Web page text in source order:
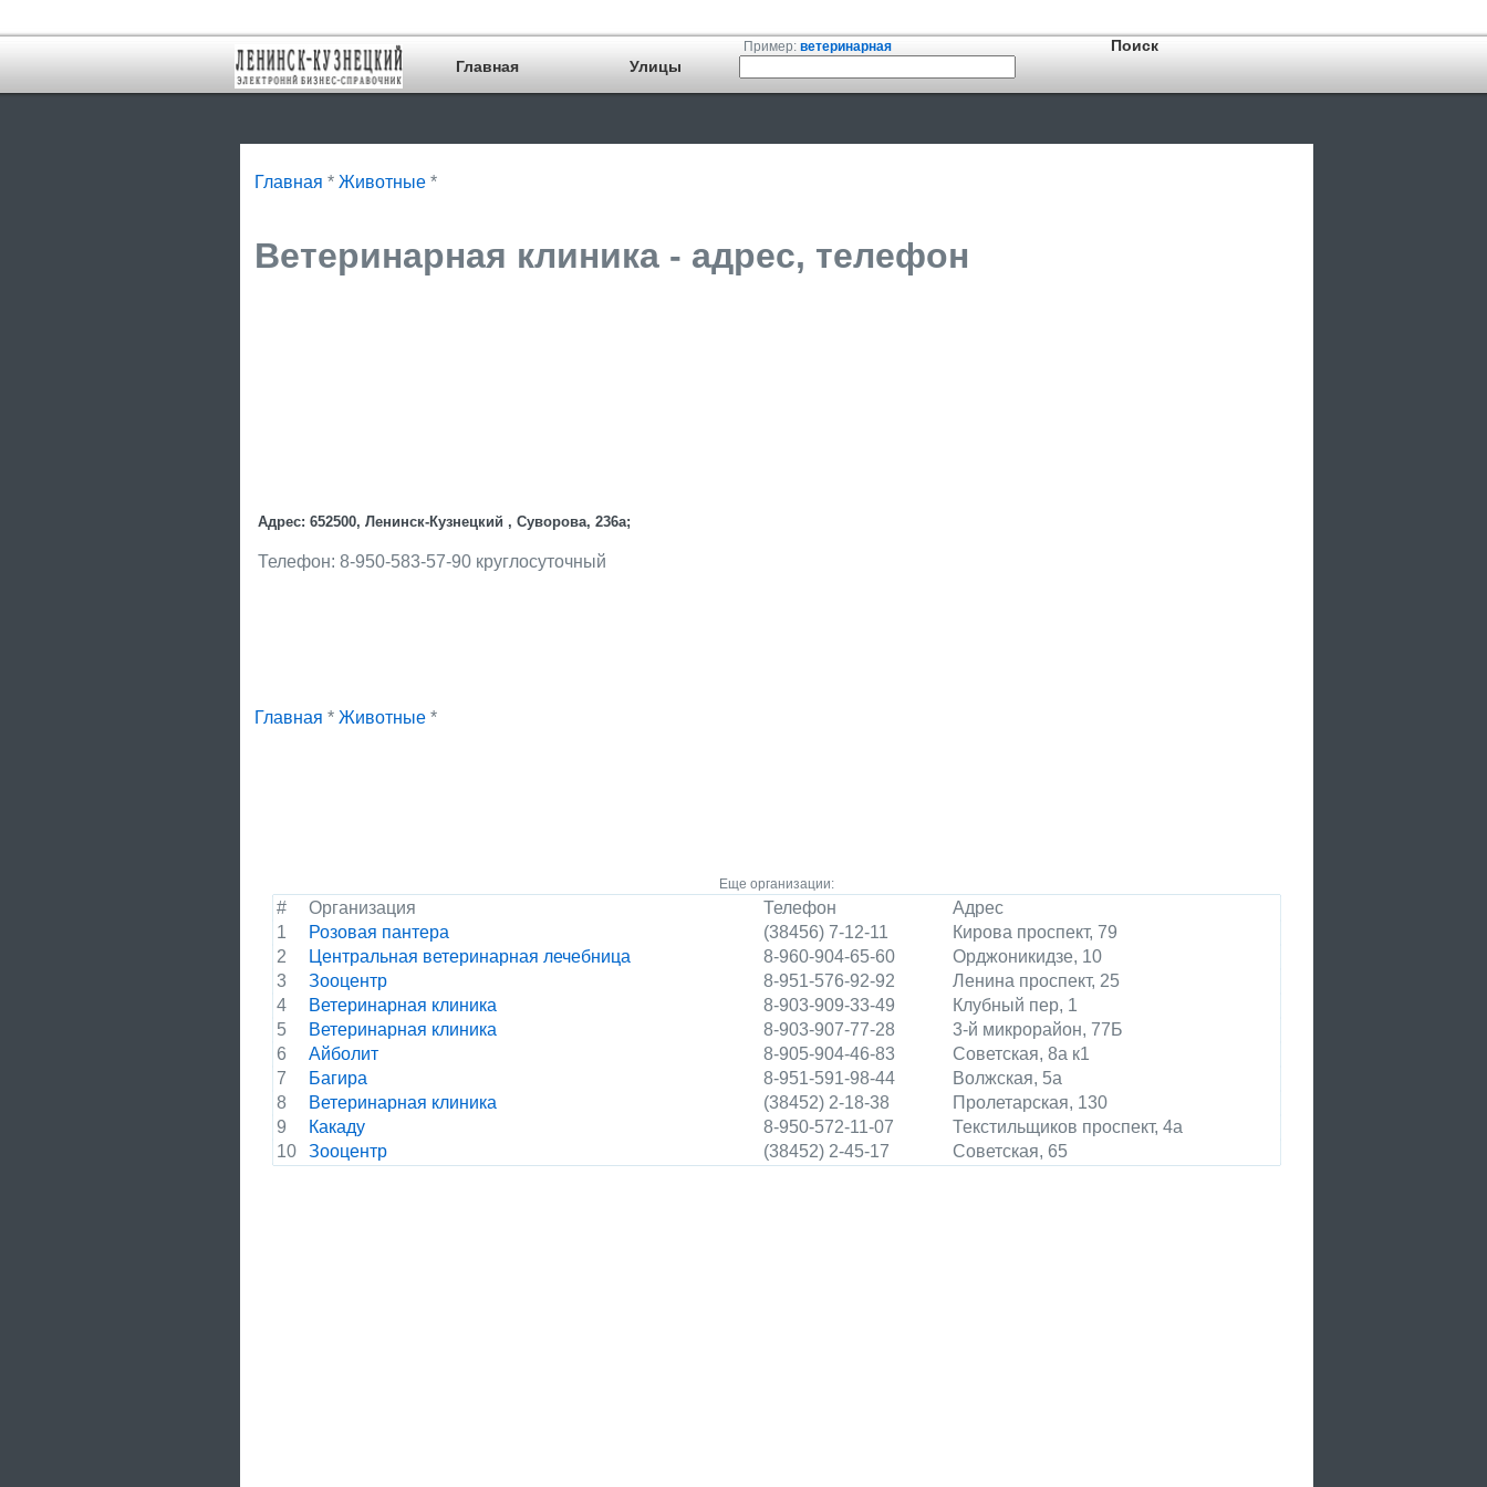
Пример: ветеринарная
Главная Улицы
Главная * Животные *
Ветеринарная клиника - адрес, телефон
Адрес: 652500, Ленинск-Кузнецкий , Суворова, 236а;
Телефон: 8-950-583-57-90 круглосуточный
Главная * Животные *
Еще организации:
# Организация Телефон
Адрес
1
Розовая пантера (38456) 7-12-11
Кирова проспект, 79
2
Центральная ветеринарная лечебница 8-960-904-65-60
Орджоникидзе, 10
3
Зооцентр 8-951-576-92-92
Ленина проспект, 25
4
Ветеринарная клиника 8-903-909-33-49
Клубный пер, 1
5
Ветеринарная клиника 8-903-907-77-28
3-й микрорайон, 77Б
6
Айболит 8-905-904-46-83
Советская, 8а к1
7
Багира 8-951-591-98-44
Волжская, 5а
8
Ветеринарная клиника (38452) 2-18-38
Пролетарская, 130
9
Какаду 8-950-572-11-07
Текстильщиков проспект, 4а
10
Зооцентр (38452) 2-45-17 Советская, 65